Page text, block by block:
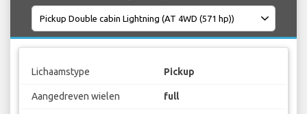
Lichaamstype Pickup
Aangedreven wielen full